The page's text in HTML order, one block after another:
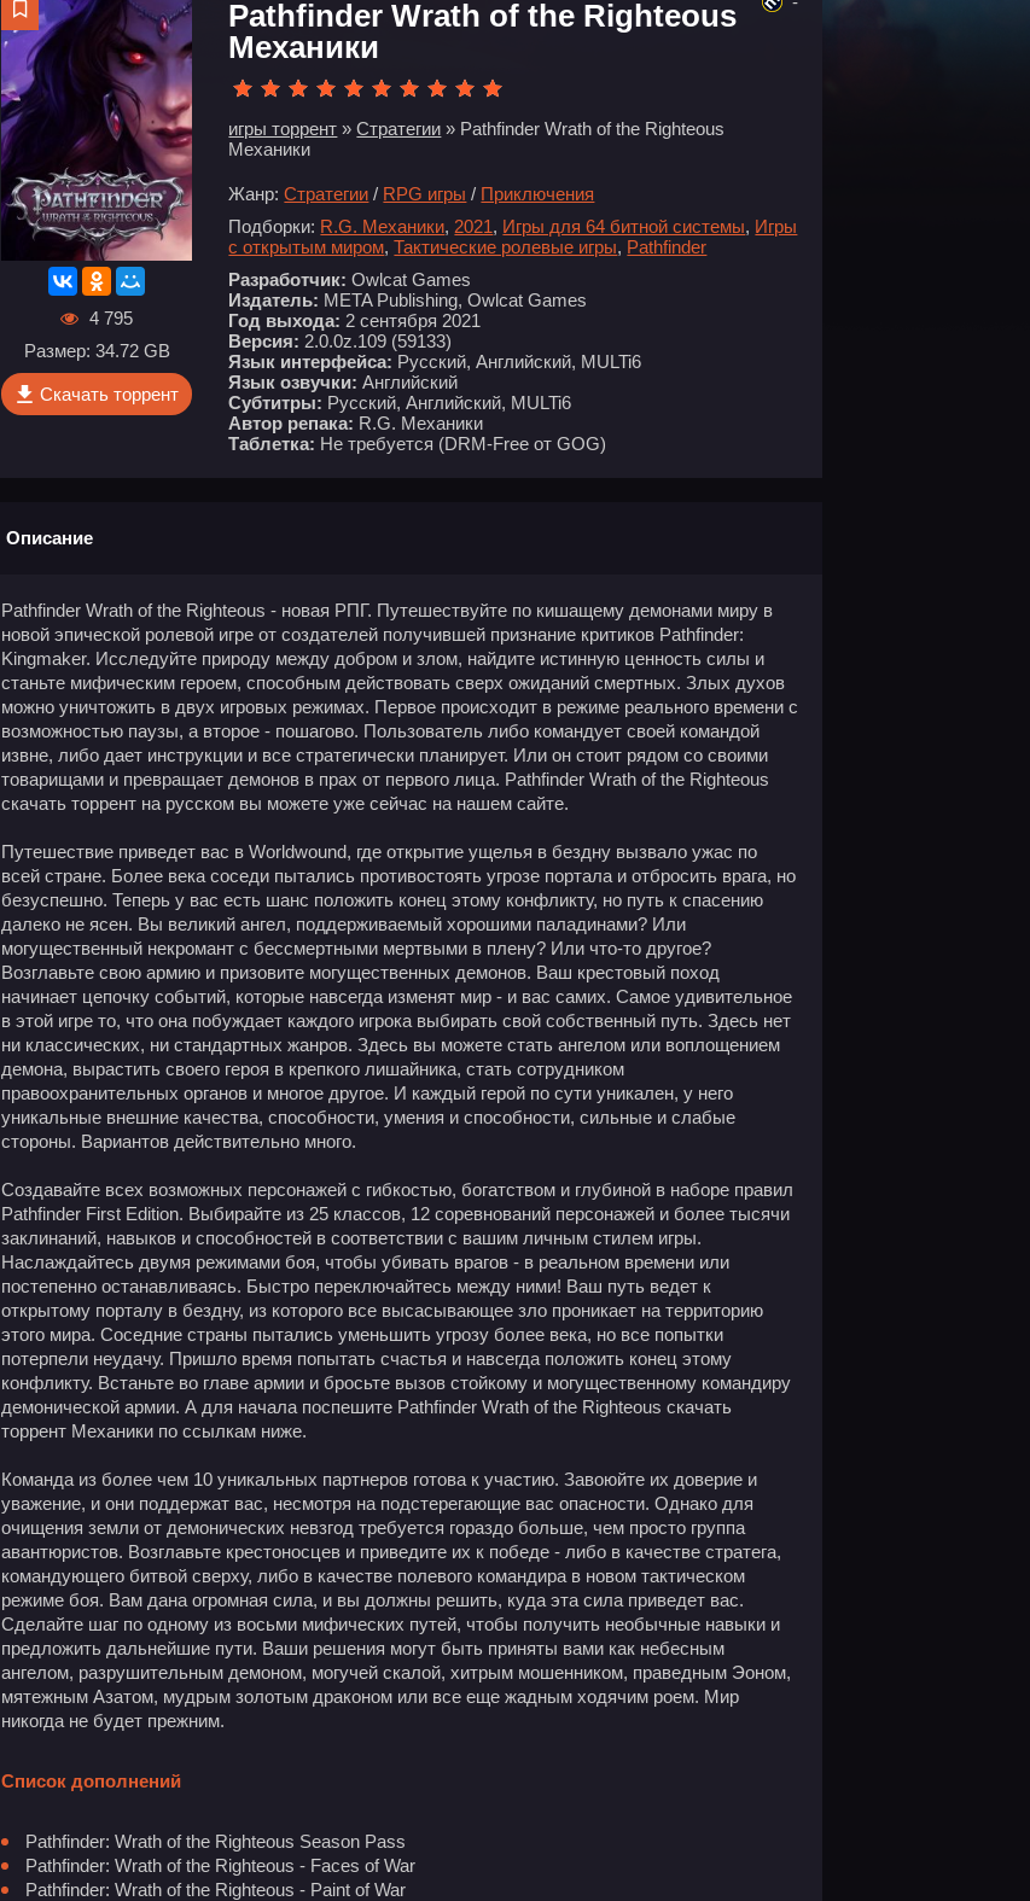
4 795
Размер: 34.72 GB
Скачать торрент
Pathfinder Wrath of the Righteous
Механики
игры торрент »Стратегии » Pathfinder Wrath of the Righteous
Механики
Жанр: Стратегии / RPG игры / Приключения
Подборки: R.G. Механики, 2021, Игры для 64 битной системы, Игры
с открытым миром,Тактические ролевые игры, Pathfinder
Разработчик: Owlcat Games
Издатель: META Publishing, Owlcat Games
Год выхода: 2 сентября 2021
Версия: 2.0.0z.109 (59133)
Язык интерфейса: Русский, Английский, MULTi6
Язык озвучки: Английский
Субтитры: Русский, Английский, MULTi6
Автор репака: R.G. Механики
Таблетка: Не требуется (DRM-Free от GOG)
Описание
Pathfinder Wrath of the Righteous - новая РПГ. Путешествуйте по кишащему демонами миру в
новой эпической ролевой игре от создателей получившей признание критиков Pathfinder:
Kingmaker. Исследуйте природу между добром и злом, найдите истинную ценность силы и
станьте мифическим героем, способным действовать сверх ожиданий смертных. Злых духов
можно уничтожить в двух игровых режимах. Первое происходит в режиме реального времени с
возможностью паузы, а второе - пошагово. Пользователь либо командует своей командой
извне, либо дает инструкции и все стратегически планирует. Или он стоит рядом со своими
товарищами и превращает демонов в прах от первого лица. Pathfinder Wrath of the Righteous
скачать торрент на русском вы можете уже сейчас на нашем сайте.
Путешествие приведет вас в Worldwound, где открытие ущелья в бездну вызвало ужас по
всей стране. Более века соседи пытались противостоять угрозе портала и отбросить врага, но
безуспешно. Теперь у вас есть шанс положить конец этому конфликту, но путь к спасению
далеко не ясен. Вы великий ангел, поддерживаемый хорошими паладинами? Или
могущественный некромант с бессмертными мертвыми в плену? Или что-то другое?
Возглавьте свою армию и призовите могущественных демонов. Ваш крестовый поход
начинает цепочку событий, которые навсегда изменят мир - и вас самих. Самое удивительное
в этой игре то, что она побуждает каждого игрока выбирать свой собственный путь. Здесь нет
ни классических, ни стандартных жанров. Здесь вы можете стать ангелом или воплощением
демона, вырастить своего героя в крепкого лишайника, стать сотрудником
правоохранительных органов и многое другое. И каждый герой по сути уникален, у него
уникальные внешние качества, способности, умения и способности, сильные и слабые
стороны. Вариантов действительно много.
Создавайте всех возможных персонажей с гибкостью, богатством и глубиной в наборе правил
Pathfinder First Edition. Выбирайте из 25 классов, 12 соревнований персонажей и более тысячи
заклинаний, навыков и способностей в соответствии с вашим личным стилем игры.
Наслаждайтесь двумя режимами боя, чтобы убивать врагов - в реальном времени или
постепенно останавливаясь. Быстро переключайтесь между ними! Ваш путь ведет к
открытому порталу в бездну, из которого все высасывающее зло проникает на территорию
этого мира. Соседние страны пытались уменьшить угрозу более века, но все попытки
потерпели неудачу. Пришло время попытать счастья и навсегда положить конец этому
конфликту. Встаньте во главе армии и бросьте вызов стойкому и могущественному командиру
демонической армии. А для начала поспешите Pathfinder Wrath of the Righteous скачать
торрент Механики по ссылкам ниже.
Команда из более чем 10 уникальных партнеров готова к участию. Завоюйте их доверие и
уважение, и они поддержат вас, несмотря на подстерегающие вас опасности. Однако для
очищения земли от демонических невзгод требуется гораздо больше, чем просто группа
авантюристов. Возглавьте крестоносцев и приведите их к победе - либо в качестве стратега,
командующего битвой сверху, либо в качестве полевого командира в новом тактическом
режиме боя. Вам дана огромная сила, и вы должны решить, куда эта сила приведет вас.
Сделайте шаг по одному из восьми мифических путей, чтобы получить необычные навыки и
предложить дальнейшие пути. Ваши решения могут быть приняты вами как небесным
ангелом, разрушительным демоном, могучей скалой, хитрым мошенником, праведным Эоном,
мятежным Азатом, мудрым золотым драконом или все еще жадным ходячим роем. Мир
никогда не будет прежним.
Список дополнений
Pathfinder: Wrath of the Righteous Season Pass
Pathfinder: Wrath of the Righteous - Faces of War
Pathfinder: Wrath of the Righteous - Paint of War